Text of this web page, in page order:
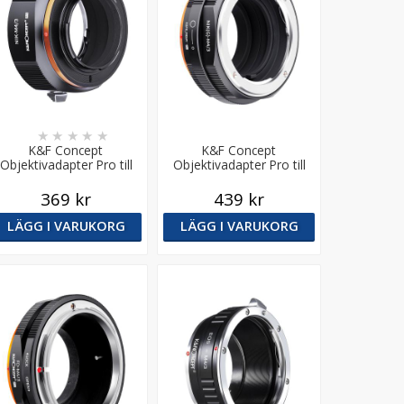
K&F Concept
Objektivadapter Pro till
G objektiv för Micro
4/3 kamerahus
★ ★ ★ ★ ★
369 kr
LÄGG I VARUKORG
K&F Concept
Objektivadapter Pro till
Nikon G objektiv för Micro
4/3 kamerahus
439 kr
LÄGG I VARUKORG